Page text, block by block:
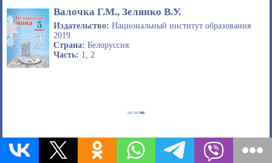
Валочка Г.М., Зелянко В.У.
Издательство: Национальный институт образования
2019
Страна: Белоруссия.
Часть: 1, 2